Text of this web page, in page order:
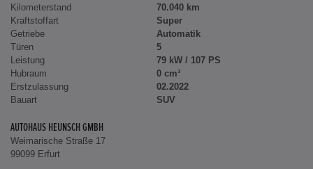
Kilometerstand
70.040 km
Kraftstoffart
Super
Getriebe
Automatik
Türen
5
Leistung
79 kW / 107 PS
Hubraum
0 cm³
Erstzulassung
02.2022
Bauart
SUV
AUTOHAUS HEUNSCH GMBH
Weimarische Straße 17
99099 Erfurt